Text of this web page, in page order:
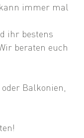
immer mal
ihr bestens
beraten euch
Balkonien,